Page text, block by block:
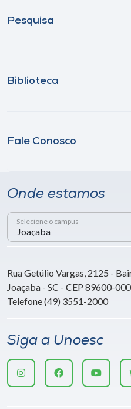
Pesquisa
Biblioteca
Fale Conosco
Onde estamos
Selecione o campus
Rua Getúlio Vargas, 2125 -
Joaçaba - SC - CEP 89600-000
Telefone (49) 3551-2000
Siga a Unoesc